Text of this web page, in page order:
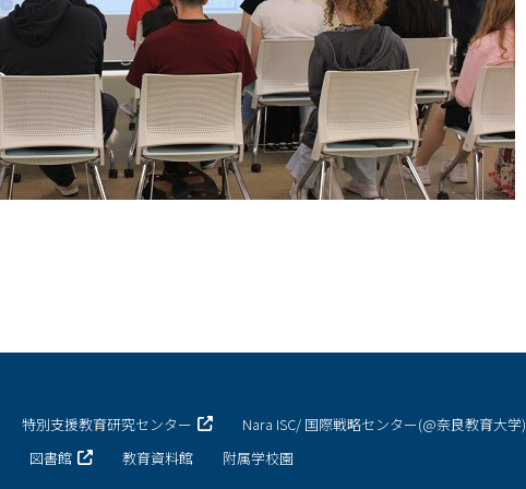
特別支援教育研究センター Nara ISC/ 国際戦略センター(@奈良教育大学)
図書館 教育資料館 附属学校園